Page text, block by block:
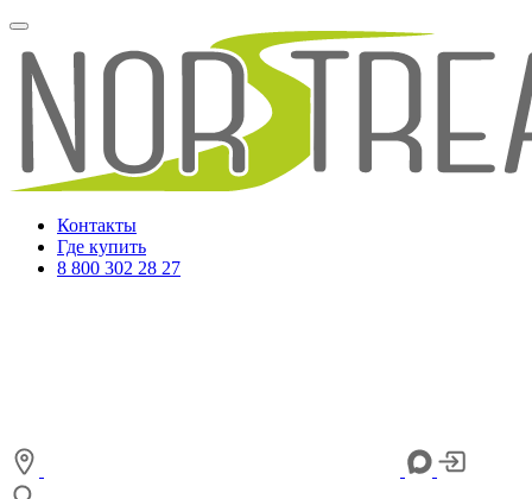
Контакты
Где купить
8 800 302 28 27